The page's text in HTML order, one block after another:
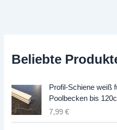
Beliebte
Profil-Schiene weiß
Poolbecken bis
7,99€